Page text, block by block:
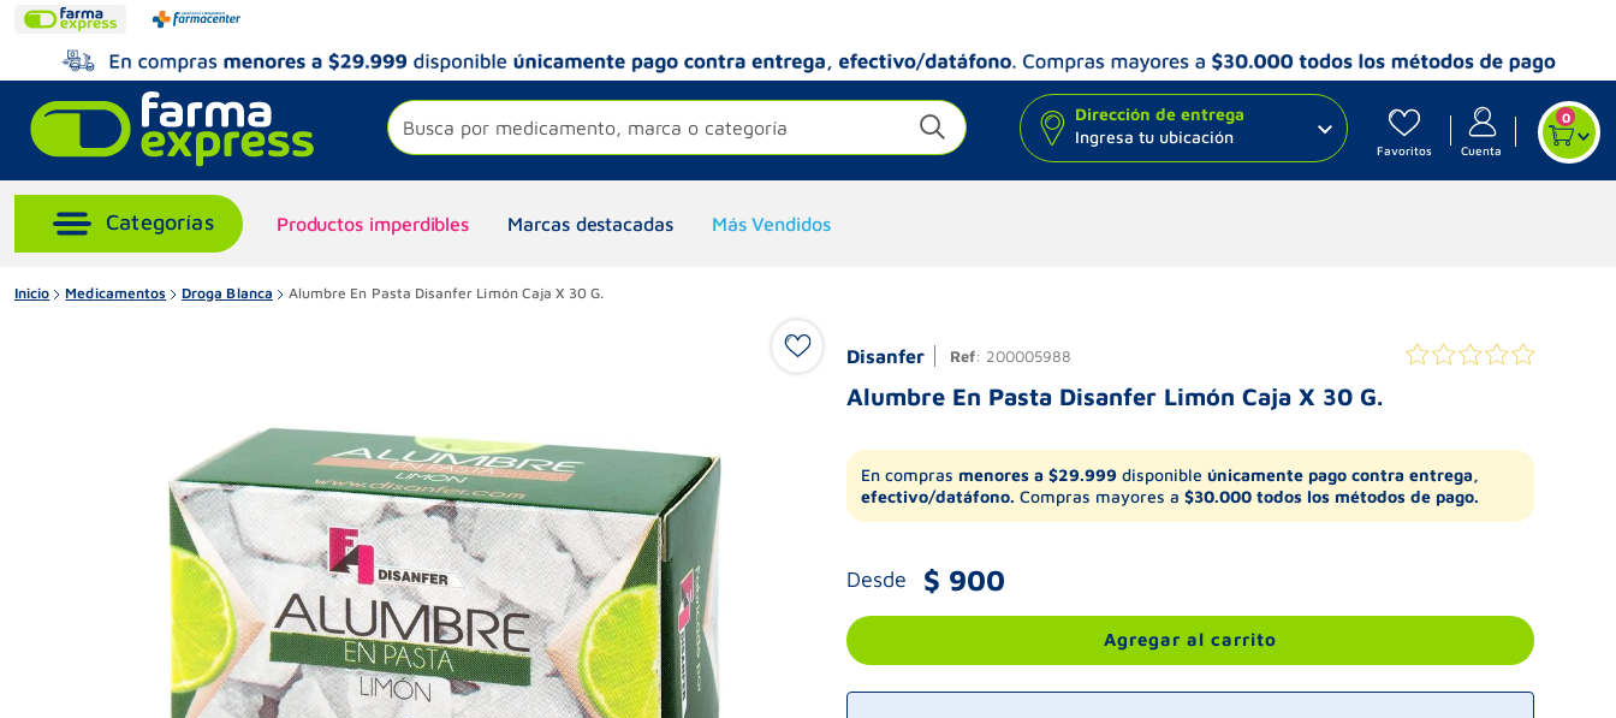
Busca por medicamento, marca o categoría
Dirección de entrega
Ingresa tu ubicación
Favoritos Cuenta
0
Productos imperdibles Marcas destacadas Más Vendidos
Inicio Medicamentos Droga Blanca Alumbre En Pasta Disanfer Limón Caja X 30 G.
Disanfer Ref: 200005988
Alumbre En Pasta Disanfer Limón Caja X 30 G.
En compras menores a $29.999 disponible únicamente pago contra entrega,
efectivo/datáfono. Compras mayores a $30.000 todos los métodos de pago.
Desde $ 900
Agregar al carrito